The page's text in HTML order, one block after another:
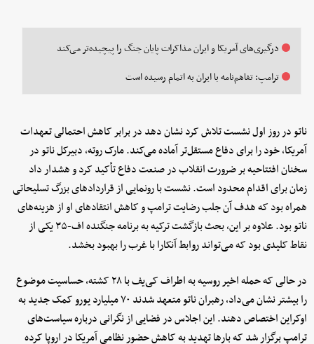
درگیری‌های آمریکا و ایران مذاکرات پایان جنگ را پیچیده‌تر می‌کند
ترامپ: تفاهم‌نامه با ایران به اتمام رسیده است
ناتو در روز اول نشست تلاش کرد نشان دهد در برابر کاهش احتمالی تعهدات
آمریکا، خود را برای دفاع مستقل‌تر آماده می‌کند. مارک روته، دبیرکل ناتو در
سخنان افتتاحیه بر ضرورت انقلاب در صنعت دفاع تأکید کرد و هشدار داد
زمان برای اقدام محدود است. نشست با رونمایی از قراردادهای بزرگ تسلیحاتی
همراه بود که هدف آن جلب رضایت ترامپ و کاهش انتقادهای او از هزینه‌های
ناتو بود. علاوه بر این، بحث بازگشت ترکیه به برنامه جنگنده اف-۳۵ یکی از
نقاط کلیدی بود که می‌تواند روابط آنکارا با غرب را بهبود بخشد.
در حالی که حمله اخیر روسیه به اطراف کی‌یف با ۲۸ کشته، حساسیت موضوع
را بیشتر نشان می‌داد، رهبران ناتو متعهد شدند ۷۰ میلیارد یورو کمک جدید به
اوکراین اختصاص دهند. این اجلاس در فضایی از نگرانی درباره سیاست‌های
ترامپ برگزار شد که بارها تهدید به کاهش حضور نظامی آمریکا در اروپا کرده